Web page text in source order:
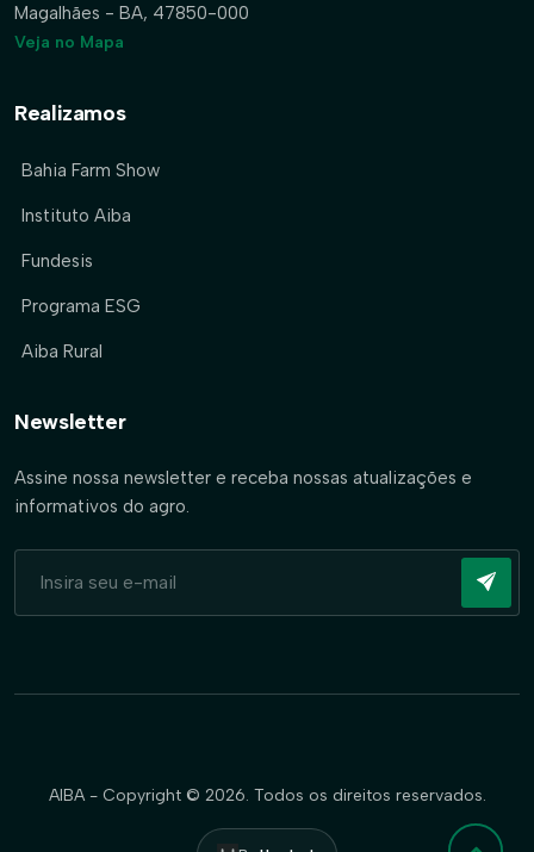
Magalhães - BA, 47850-000
Veja no Mapa
Realizamos
Bahia Farm Show
Instituto Aiba
Fundesis
Programa ESG
Aiba Rural
Newsletter
Assine nossa newsletter e receba nossas atualizações e
informativos do agro.
AIBA - Copyright © 2026. Todos os direitos reservados.